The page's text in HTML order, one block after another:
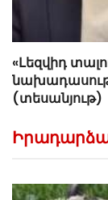
«Լեզվիդ
(տեսանյութ)